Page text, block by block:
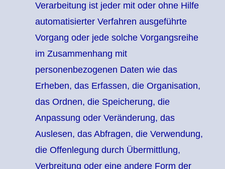
Verarbeitung ist jeder mit oder ohne Hilfe
automatisierter Verfahren ausgeführte
Vorgang oder jede solche Vorgangsreihe
im Zusammenhang mit
personenbezogenen Daten wie das
Erheben, das Erfassen, die Organisation,
das Ordnen, die Speicherung, die
Anpassung oder Veränderung, das
Auslesen, das Abfragen, die Verwendung,
die Offenlegung durch Übermittlung,
Verbreitung oder eine andere Form der